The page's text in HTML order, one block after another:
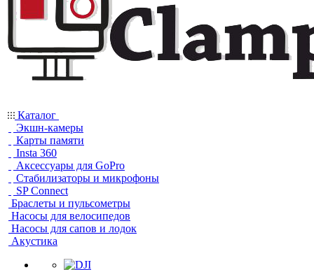
Каталог
Экшн-камеры
Карты памяти
Insta 360
Аксессуары для GoPro
Стабилизаторы и микрофоны
SP Connect
Браслеты и пульсометры
Насосы для велосипедов
Насосы для сапов и лодок
Акустика